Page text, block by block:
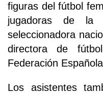
figuras del fútbol
jugadoras de la
seleccionadora
directora de
Federación
Los asistentes